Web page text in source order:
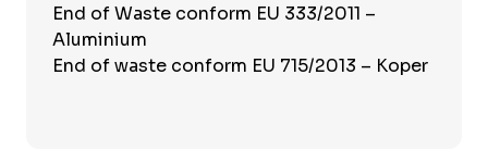
End of Waste conform EU 333/2011 –
Aluminium
End of waste conform EU 715/2013 – Koper